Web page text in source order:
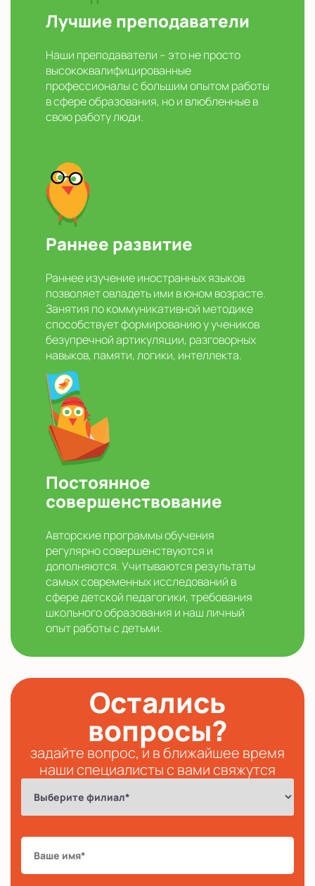
Лучшие преподаватели
Наши преподаватели – это не просто
высококвалифицированные
профессионалы с большим опытом работы
в сфере образования, но и влюбленные в
свою работу люди.
Раннее развитие
Раннее изучение иностранных языков
позволяет овладеть ими в юном возрасте.
Занятия по коммуникативной методике
способствует формированию у учеников
безупречной артикуляции, разговорных
навыков, памяти, логики, интеллекта.
Постоянное
совершенствование
Авторские программы обучения
регулярно совершенствуются и
дополняются. Учитываются результаты
самых современных исследований в
сфере детской педагогики, требования
школьного образования и наш личный
опыт работы с детьми.
Остались
вопросы?
задайте вопрос, и в ближайшее время
наши специалисты с вами свяжутся